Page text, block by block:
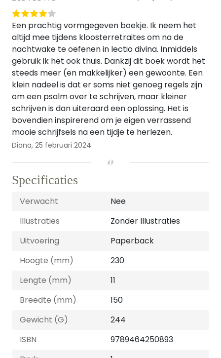
Een prachtig vormgegeven boekje. Ik neem het
altijd mee tijdens kloosterretraites om na de
nachtwake te oefenen in lectio divina. Inmiddels
gebruik ik het ook thuis. Dankzij dit boek wordt het
steeds meer (en makkelijker) een gewoonte. Een
klein nadeel is dat er soms niet genoeg regels zijn
om een psalm over te schrijven, maar kleiner
schrijven is dan uiteraard een oplossing. Het is
bovendien inspirerend om je eigen verrassend
mooie schrijfsels na een tijdje te herlezen.
Diana, 25 februari 2024
Specificaties
Verwacht
Nee
Illustraties
Zonder Illustraties
Uitvoering
Paperback
Hoogte (mm)
230
Lengte (mm)
11
Breedte (mm)
150
Gewicht (G)
244
ISBN
9789464250893